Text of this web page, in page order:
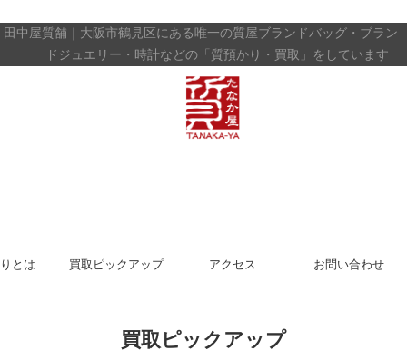
田中屋質舗｜大阪市鶴見区にある唯一の質屋ブランドバッグ・ブラン
ドジュエリー・時計などの「質預かり・買取」をしています
とは 買取ピックアップ アクセス お問い合わせ
買取ピックアップ